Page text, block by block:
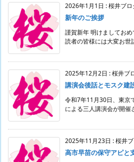
2026年1月1日 :桜井ブロ
新年のご挨拶
謹賀新年 明けましてお
読者の皆様には大変お世
2025年12月2日 :桜井ブ
講演会後話とモスク建
令和7年11月30日、東京
による三人講演会が開催
2025年11月23日 :桜井
高市早苗の保守アピと